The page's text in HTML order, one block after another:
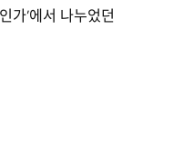
가’에서 나누었던